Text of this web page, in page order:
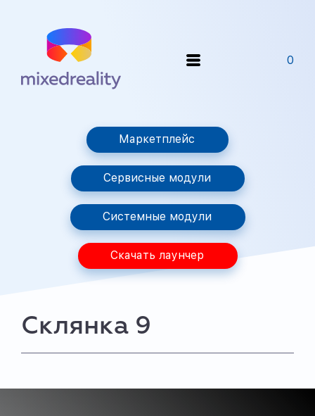
0
Маркетплейс
Сервисные модули
Системные модули
Скачать лаунчер
Склянка 9